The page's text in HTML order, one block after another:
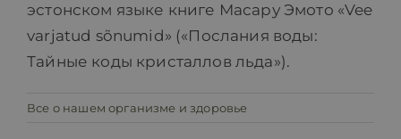
эстонском языке книге Масару Эмото «Vee
varjatud sõnumid» («Послания воды:
Тайные коды кристаллов льда»).
Все о нашем организме и здоровье